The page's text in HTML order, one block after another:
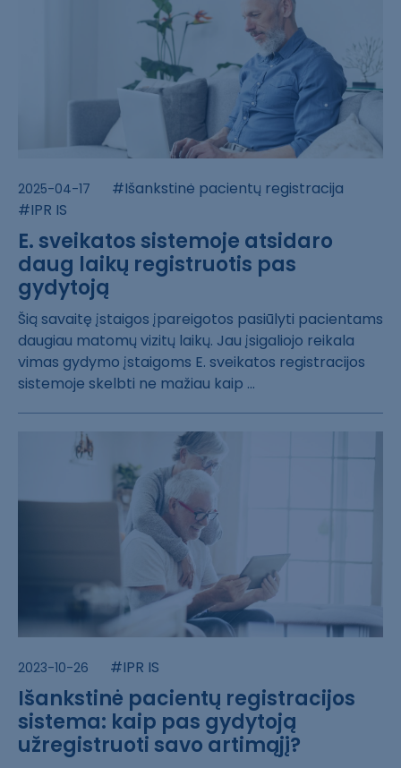
2025-04-17
#Išankstinė pacientų registracija
#IPR IS
E. sveikatos sistemoje atsidaro
daug laikų registruotis pas
gydytoją
Šią savaitę įst​aigos įpareigot​os pasiūlyti pa​cientams
daugia​u matomų vizitų​ laikų. Jau įsi​galiojo reikala​
vimas gydymo įs​taigoms E. svei​katos registrac​ijos
sistemoje ​skelbti ne maži​au kaip ...
2023-10-26 #IPR IS
Išankstinė pacientų registracijos
sistema: kaip pas gydytoją
užregistruoti savo artimąjį?